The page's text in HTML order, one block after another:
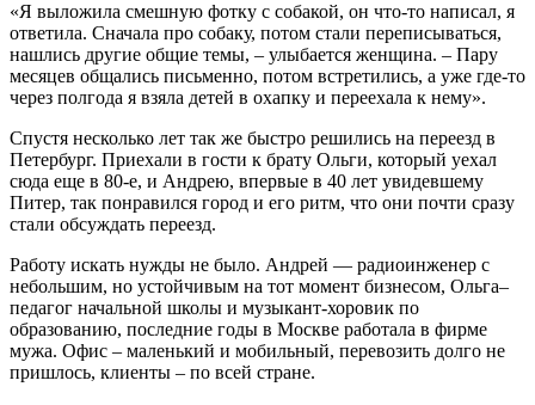
«Я выложила смешную фотку с собакой, он что-то написал, я
ответила. Сначала про собаку, потом стали переписываться,
нашлись другие общие темы, – улыбается женщина. – Пару
месяцев общались письменно, потом встретились, а уже где-то
через полгода я взяла детей в охапку и переехала к нему».
Спустя несколько лет так же быстро решились на переезд в
Петербург. Приехали в гости к брату Ольги, который уехал
сюда еще в 80-е, и Андрею, впервые в 40 лет увидевшему
Питер, так понравился город и его ритм, что они почти сразу
стали обсуждать переезд.
Работу искать нужды не было. Андрей — радиоинженер с
небольшим, но устойчивым на тот момент бизнесом, Ольга–
педагог начальной школы и музыкант-хоровик по
образованию, последние годы в Москве работала в фирме
мужа. Офис – маленький и мобильный, перевозить долго не
пришлось, клиенты – по всей стране.